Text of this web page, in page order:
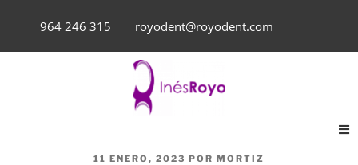
964 246 315 royodent@royodent.com
11 ENERO, 2023 POR MORTIZ